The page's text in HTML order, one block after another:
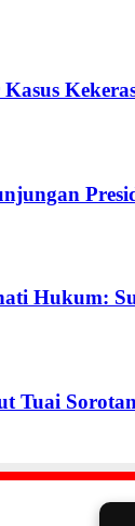
Hukum:
Tuai